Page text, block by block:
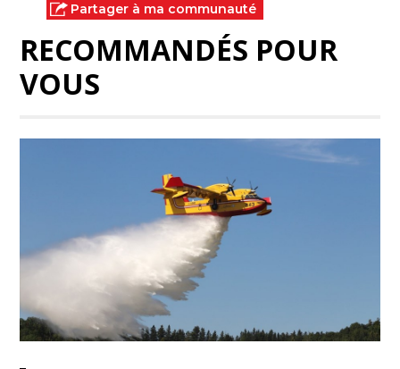
Partager à ma communauté
RECOMMANDÉS POUR
VOUS